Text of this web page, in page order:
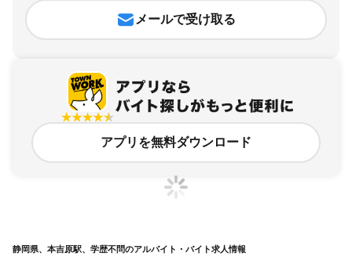
メールで受け取る
アプリを無料ダウンロード
静岡県、本吉原駅、学歴不問のアルバイト・バイト求人情報